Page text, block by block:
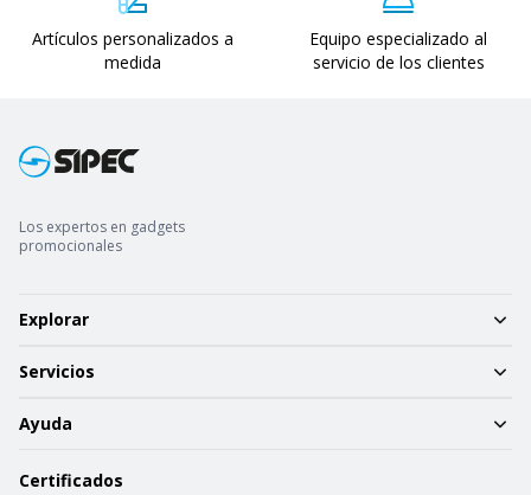
Artículos personalizados a
medida
Equipo especializado al
servicio de los clientes
Los expertos en gadgets
promocionales
Explorar
Servicios
Ayuda
Certificados